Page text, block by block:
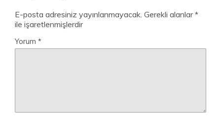
E-posta adresiniz yayınlanmayacak. Gerekli alanlar*
ile işaretlenmişlerdir
Yorum *